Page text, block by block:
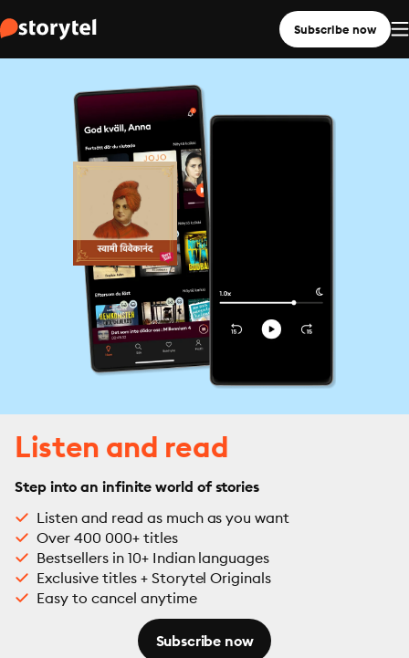
Subscribe now
Listen and read
Step into an infinite world of stories
Listen and read as much as you want
Over 400 000+ titles
Bestsellers in 10+ Indian languages
Exclusive titles + Storytel Originals
Easy to cancel anytime
Subscribe now